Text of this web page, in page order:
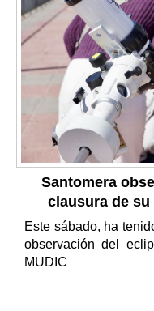
Santomera
clausura de
Este sábado, ha
observación del
MUDIC